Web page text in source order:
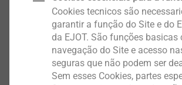
Cookies tecnicos são
garantir a função do Site e do
da EJOT. São funções basicas
navegação do Site e acesso
seguras que não podem ser
Sem esses Cookies, partes